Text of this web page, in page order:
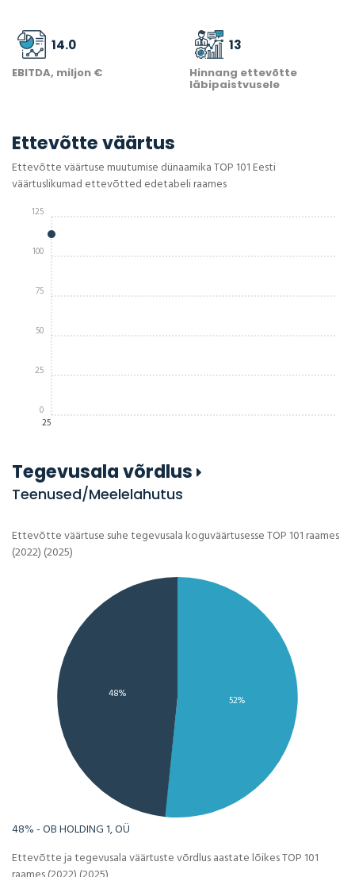
14.0
EBITDA, miljon €
13
Hinnang ettevõtte
läbipaistvusele
Ettevõtte väärtus
Ettevõtte väärtuse muutumise dünaamika TOP 101 Eesti
väärtuslikumad ettevõtted edetabeli raames
25
0
25
50
75
100
125
Tegevusala võrdlus
Teenused/Meelelahutus
Ettevõtte väärtuse suhe tegevusala koguväärtusesse TOP 101 raames
(2022) (2025)
52%
48%
48% - OB HOLDING 1, OÜ
Ettevõtte ja tegevusala väärtuste võrdlus aastate lõikes TOP 101